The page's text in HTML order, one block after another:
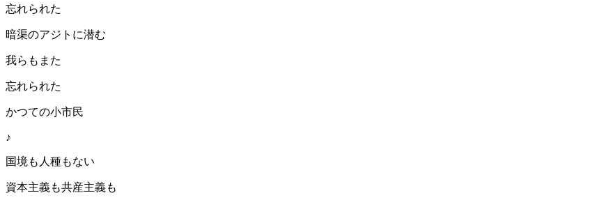
忘れられた
暗渠のアジトに潜む
我らもまた
忘れられた
かつての小市民
♪
国境も人種もない
資本主義も共産主義も